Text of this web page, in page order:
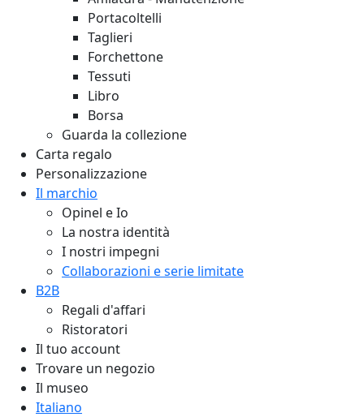
Portacoltelli
Taglieri
Forchettone
Tessuti
Libro
Borsa
Guarda la collezione
Carta regalo
Personalizzazione
Il marchio
Opinel e Io
La nostra identità
I nostri impegni
Collaborazioni e serie limitate
B2B
Regali d'affari
Ristoratori
Il tuo account
Trovare un negozio
Il museo
Italiano